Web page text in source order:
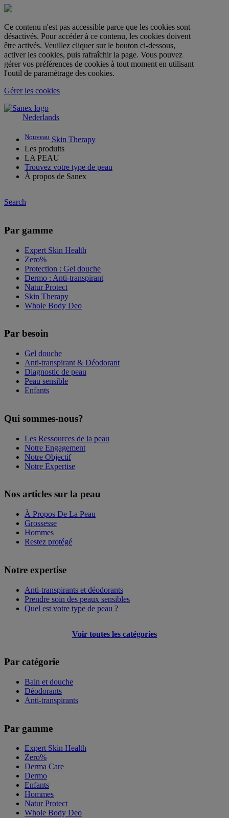
Ce contenu n'est pas accessible parce que les cookies sont
désactivés. Pour accéder à ce contenu, les cookies doivent
être activés. Veuillez cliquer sur le bouton ci-dessous,
activer les cookies, puis rafraîchir la page. Vous pouvez
gérer vos préférences de cookies à tout moment en utilisant
l'outil de paramétrage des cookies.
Gérer les cookies
Nederlands
Nouveau Skin Therapy
Les produits
LA PEAU
Trouvez votre type de peau
À propos de Sanex
Search
Par gamme
Expert Skin Health
Zero%
Protection : Gel douche
Dermo : Anti-transpirant
Natur Protect
Skin Therapy
Whole Body Deo
Par besoin
Gel douche
Anti-transpirant & Déodorant
Diagnostic de peau
Peau sensible
Enfants
Qui sommes-nous?
Les Ressources de la peau
Notre Engagement
Notre Objectif
Notre Expertise
Nos articles sur la peau
À Propos De La Peau
Grossesse
Hommes
Restez protégé
Notre expertise
Anti-transpirants et déodorants
Prendre soin des peaux sensibles
Quel est votre type de peau ?
Voir toutes les catégories
Par catégorie
Bain et douche
Déodorants
Anti-transpirants
Par gamme
Expert Skin Health
Zero%
Derma Care
Dermo
Enfants
Hommes
Natur Protect
Whole Body Deo